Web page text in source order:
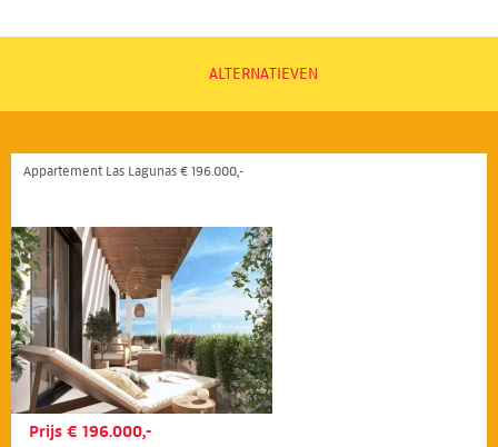
ALTERNATIEVEN
Appartement Las Lagunas € 196.000,-
Prijs € 196.000,-